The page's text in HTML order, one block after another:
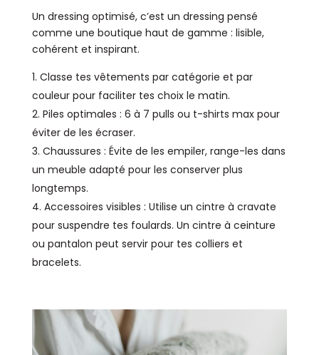
Un dressing optimisé, c’est un dressing pensé
comme une boutique haut de gamme : lisible,
cohérent et inspirant.
Classe tes vêtements par catégorie et par
couleur pour faciliter tes choix le matin.
Piles optimales : 6 à 7 pulls ou t-shirts max pour
éviter de les écraser.
Chaussures : Évite de les empiler, range-les dans
un meuble adapté pour les conserver plus
longtemps.
Accessoires visibles : Utilise un cintre à cravate
pour suspendre tes foulards. Un cintre à ceinture
ou pantalon peut servir pour tes colliers et
bracelets.